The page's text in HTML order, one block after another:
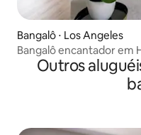
Bangalô ⋅ Los Angeles
Bangalô encantador em
privativo
Outros